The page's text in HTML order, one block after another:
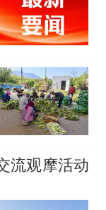
流观摩活动